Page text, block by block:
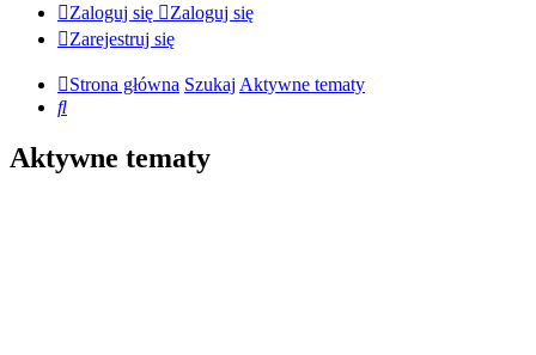
Zaloguj się
Zaloguj się
Zarejestruj się
Strona główna Szukaj Aktywne tematy
Szukaj
Aktywne tematy